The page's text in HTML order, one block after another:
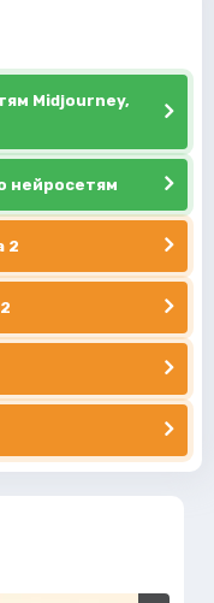
Midjourney,
нейросетям
2